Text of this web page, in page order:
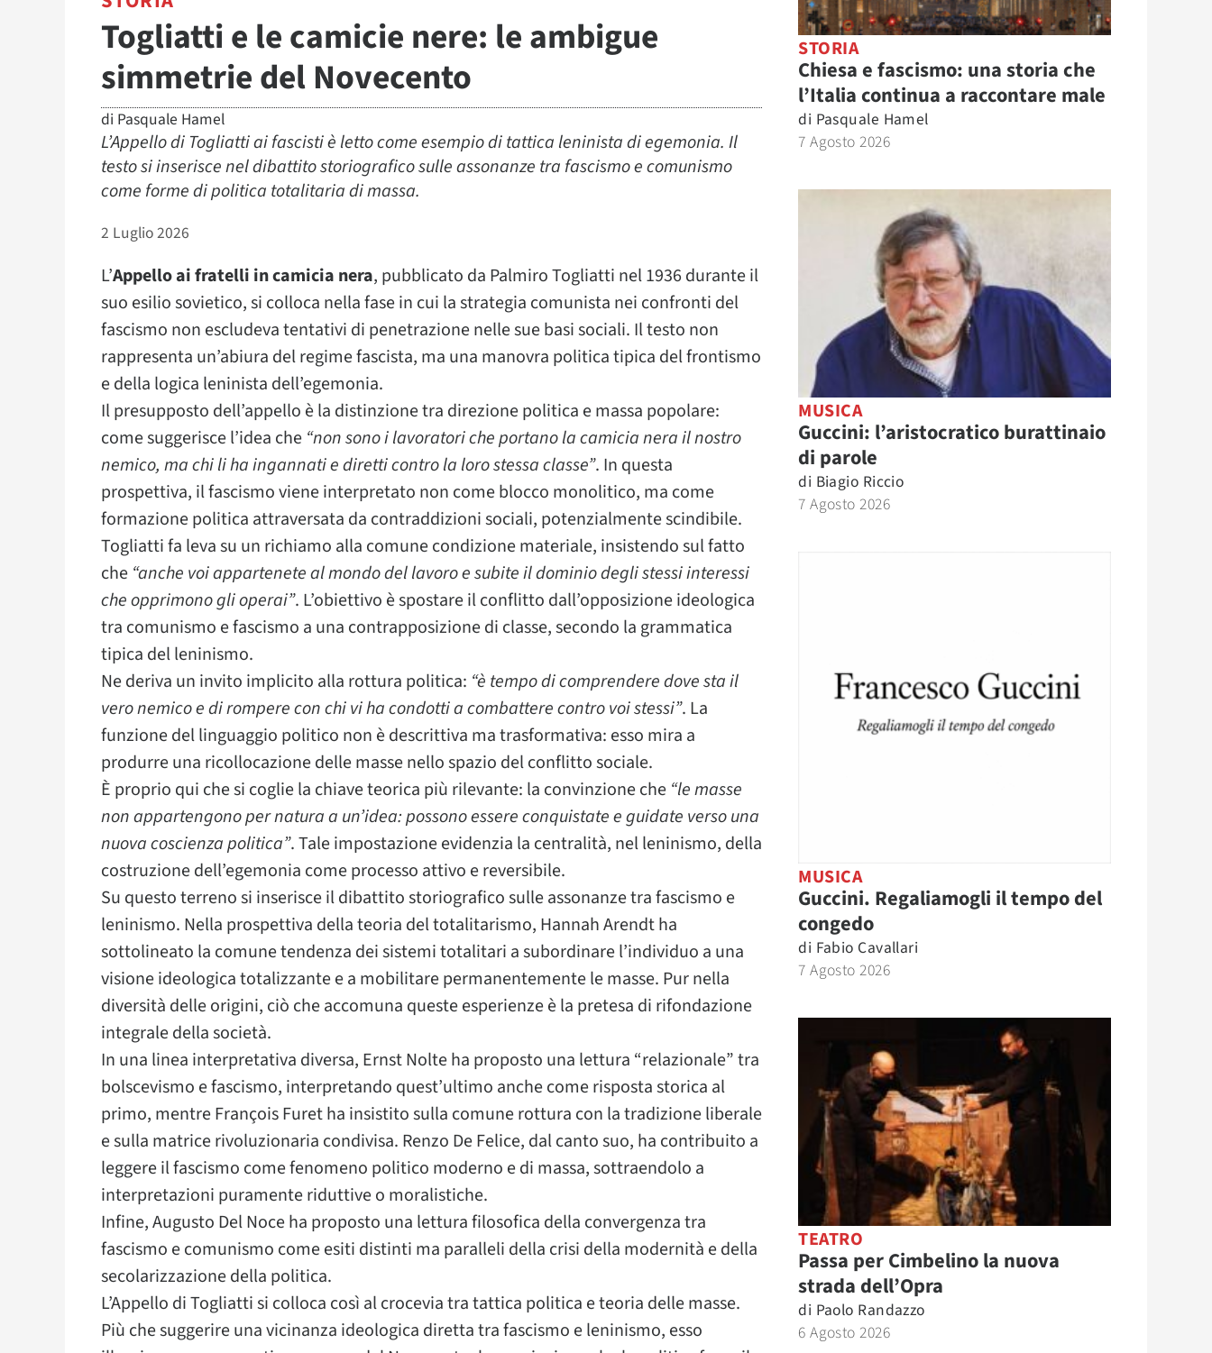
Togliatti e le camicie nere: le ambigue
simmetrie del Novecento
di Pasquale Hamel
L’Appello di Togliatti ai fascisti è letto come esempio di tattica leninista di egemonia. Il
testo si inserisce nel dibattito storiografico sulle assonanze tra fascismo e comunismo
come forme di politica totalitaria di massa.
2 Luglio 2026
L’Appello ai fratelli in camicia nera, pubblicato da Palmiro Togliatti nel 1936 durante il
suo esilio sovietico, si colloca nella fase in cui la strategia comunista nei confronti del
fascismo non escludeva tentativi di penetrazione nelle sue basi sociali. Il testo non
rappresenta un’abiura del regime fascista, ma una manovra politica tipica del frontismo
e della logica leninista dell’egemonia.
Il presupposto dell’appello è la distinzione tra direzione politica e massa popolare:
come suggerisce l’idea che “non sono i lavoratori che portano la camicia nera il nostro
nemico, ma chi li ha ingannati e diretti contro la loro stessa classe”. In questa
prospettiva, il fascismo viene interpretato non come blocco monolitico, ma come
formazione politica attraversata da contraddizioni sociali, potenzialmente scindibile.
Togliatti fa leva su un richiamo alla comune condizione materiale, insistendo sul fatto
che “anche voi appartenete al mondo del lavoro e subite il dominio degli stessi interessi
che opprimono gli operai”. L’obiettivo è spostare il conflitto dall’opposizione ideologica
tra comunismo e fascismo a una contrapposizione di classe, secondo la grammatica
tipica del leninismo.
Ne deriva un invito implicito alla rottura politica: “è tempo di comprendere dove sta il
vero nemico e di rompere con chi vi ha condotti a combattere contro voi stessi”. La
funzione del linguaggio politico non è descrittiva ma trasformativa: esso mira a
produrre una ricollocazione delle masse nello spazio del conflitto sociale.
È proprio qui che si coglie la chiave teorica più rilevante: la convinzione che “le masse
non appartengono per natura a un’idea: possono essere conquistate e guidate verso una
nuova coscienza politica”. Tale impostazione evidenzia la centralità, nel leninismo, della
costruzione dell’egemonia come processo attivo e reversibile.
Su questo terreno si inserisce il dibattito storiografico sulle assonanze tra fascismo e
leninismo. Nella prospettiva della teoria del totalitarismo, Hannah Arendt ha
sottolineato la comune tendenza dei sistemi totalitari a subordinare l’individuo a una
visione ideologica totalizzante e a mobilitare permanentemente le masse. Pur nella
diversità delle origini, ciò che accomuna queste esperienze è la pretesa di rifondazione
integrale della società.
In una linea interpretativa diversa, Ernst Nolte ha proposto una lettura “relazionale” tra
bolscevismo e fascismo, interpretando quest’ultimo anche come risposta storica al
primo, mentre François Furet ha insistito sulla comune rottura con la tradizione liberale
e sulla matrice rivoluzionaria condivisa. Renzo De Felice, dal canto suo, ha contribuito a
leggere il fascismo come fenomeno politico moderno e di massa, sottraendolo a
interpretazioni puramente riduttive o moralistiche.
Infine, Augusto Del Noce ha proposto una lettura filosofica della convergenza tra
fascismo e comunismo come esiti distinti ma paralleli della crisi della modernità e della
secolarizzazione della politica.
L’Appello di Togliatti si colloca così al crocevia tra tattica politica e teoria delle masse.
Più che suggerire una vicinanza ideologica diretta tra fascismo e leninismo, esso
STORIA
Chiesa e fascismo: una storia che
l’Italia continua a raccontare male
di Pasquale Hamel
7 Agosto 2026
MUSICA
Guccini: l’aristocratico burattinaio
di parole
di Biagio Riccio
7 Agosto 2026
MUSICA
Guccini. Regaliamogli il tempo del
congedo
di Fabio Cavallari
7 Agosto 2026
TEATRO
Passa per Cimbelino la nuova
strada dell’Opra
di Paolo Randazzo
6 Agosto 2026